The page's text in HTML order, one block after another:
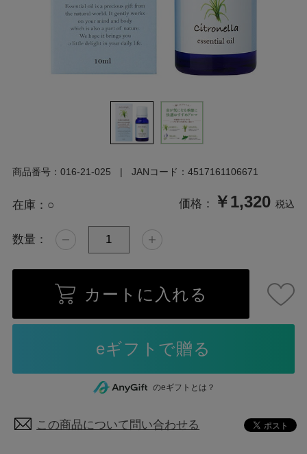
商品番号： 016-21-025 JANコード： 4517161106671
在庫： ○ 価格： ￥1,320 税込
数量：
カートに入れる
のeギフトとは？
この商品について問い合わせる